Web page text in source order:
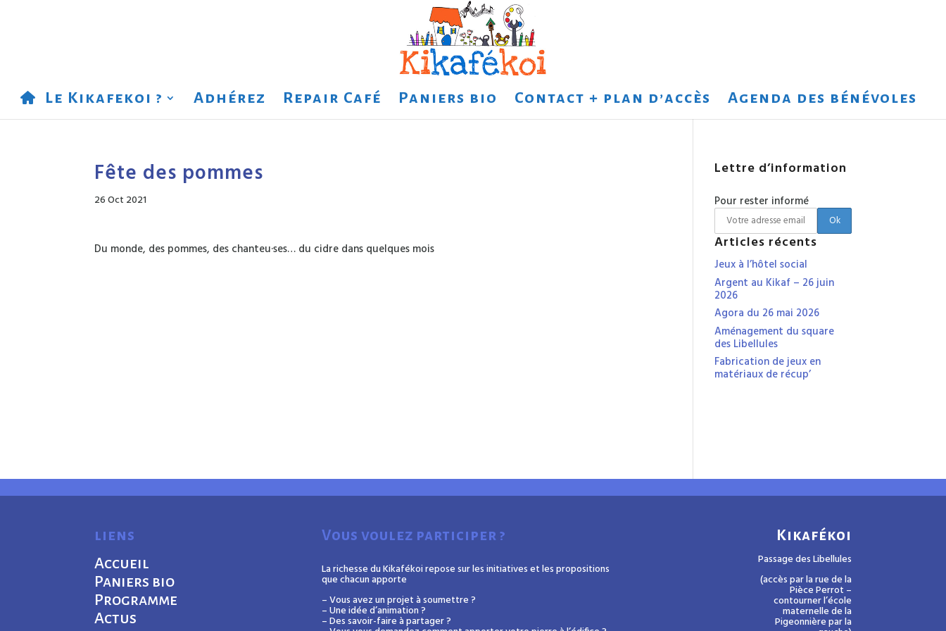
Le Kikafekoi ? Adhérez Repair Café Paniers bio Contact + plan d’accès Agenda des bénévoles
Fête des pommes
26 Oct 2021
Du monde, des pommes, des chanteu·ses… du cidre dans quelques mois
Lettre d’information
Pour rester informé
Articles récents
Jeux à l’hôtel social
Argent au Kikaf – 26 juin
2026
Agora du 26 mai 2026
Aménagement du square
des Libellules
Fabrication de jeux en
matériaux de récup’
liens
Accueil
Paniers bio
Programme
Actus
Vous voulez participer ?
La richesse du Kikafékoi repose sur les initiatives et les propositions
que chacun apporte
– Vous avez un projet à soumettre ?
– Une idée d’animation ?
– Des savoir-faire à partager ?
Kikafékoi
Passage des Libellules
(accès par la rue de la
Pièce Perrot –
contourner l’école
maternelle de la
Pigeonnière par la